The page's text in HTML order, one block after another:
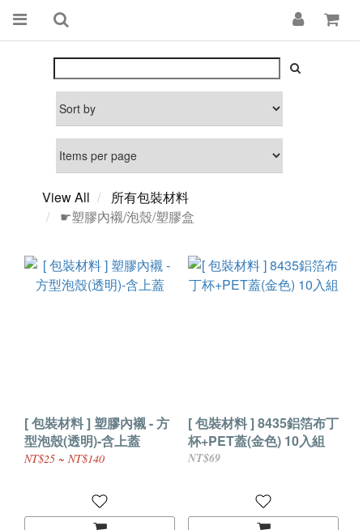
View All
所有包裝材料
☛塑膠內襯/泡殼/塑膠盒
[ 包裝材料 ] 塑膠內襯 - 方
型泡殼(透明)-含上蓋
NT$25 ~ NT$140
[ 包裝材料 ] 8435鋁箔布丁
杯+PET蓋(金色) 10入組
NT$69